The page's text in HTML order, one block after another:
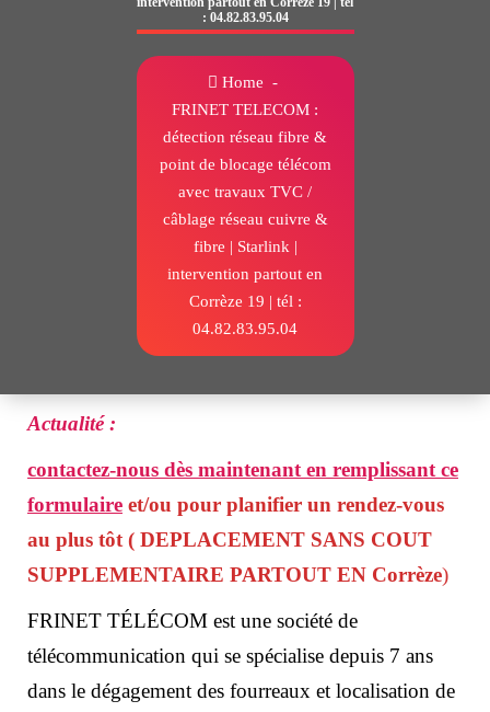
: 04.82.83.95.04
Home -
FRINET TELECOM :
détection réseau fibre &
point de blocage télécom
avec travaux TVC /
câblage réseau cuivre &
fibre | Starlink |
intervention partout en
Corrèze 19 | tél :
04.82.83.95.04
Actualité :
contactez-nous dès maintenant en remplissant ce
formulaire et/ou pour planifier un rendez-vous
au plus tôt ( DEPLACEMENT SANS COUT
SUPPLEMENTAIRE PARTOUT EN Corrèze)
FRINET TÉLÉCOM est une société de
télécommunication qui se spécialise depuis 7 ans
dans le dégagement des fourreaux et localisation de